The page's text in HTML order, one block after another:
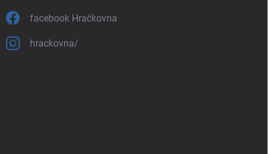
facebook Hračkovna
hrackovna/